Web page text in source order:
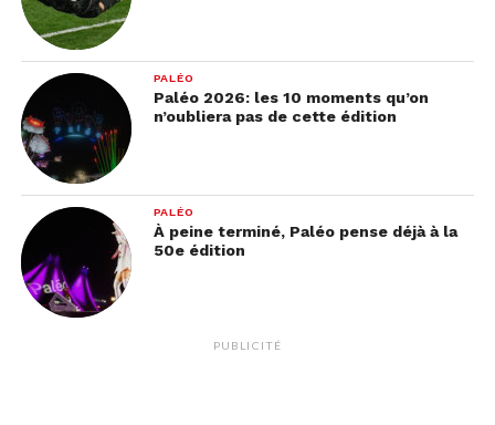
PALÉO
Paléo 2026: les 10 moments qu’on
n’oubliera pas de cette édition
PALÉO
À peine terminé, Paléo pense déjà à la
50e édition
PUBLICITÉ